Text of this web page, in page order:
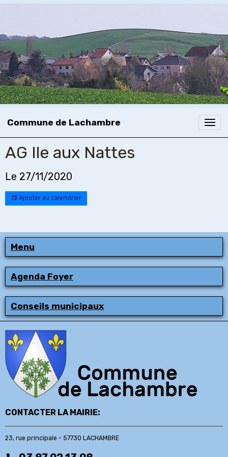
Commune de Lachambre
AG Ile aux Nattes
Le 27/11/2020
Ajouter au calendrier
Menu
Agenda Foyer
Conseils municipaux
CONTACTER LA MAIRIE:
23, rue principale - 57730 LACHAMBRE